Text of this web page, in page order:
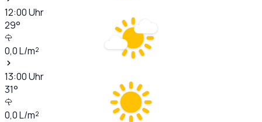
12:00Uhr
29°
0,0L/m²
13:00Uhr
31°
0,0L/m²